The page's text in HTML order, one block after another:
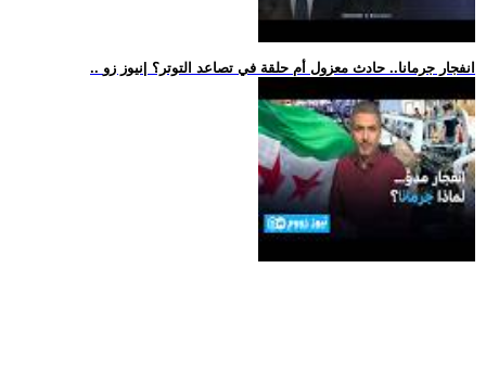
.. انفجار جرمانا.. حادث معزول أم حلقة في تصاعد التوتر؟ |نيوز زو